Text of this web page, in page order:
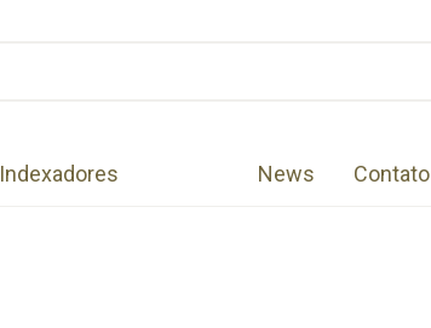
Indexadores News Contato